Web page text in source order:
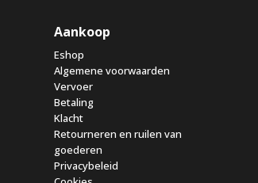
Aankoop
Eshop
Algemene voorwaarden
Vervoer
Betaling
Klacht
Retourneren en ruilen van
goederen
Privacybeleid